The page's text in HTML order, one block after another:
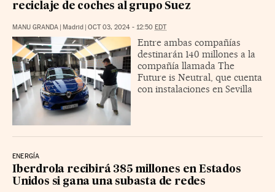
reciclaje de coches al grupo Suez
MANU GRANDA | Madrid | OCT 03, 2024 - 12:50 EDT
Entre ambas compañías
destinarán 140 millones a la
compañía llamada The
Future is Neutral, que cuenta
con instalaciones en Sevilla
ENERGÍA
Iberdrola recibirá 385 millones en Estados
Unidos si gana una subasta de redes